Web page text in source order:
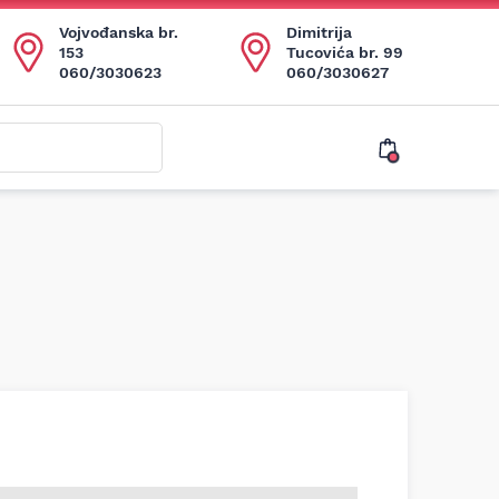
Vojvođanska br.
153
060/3030623
Dimitrija
Tucovića br. 99
060/3030627